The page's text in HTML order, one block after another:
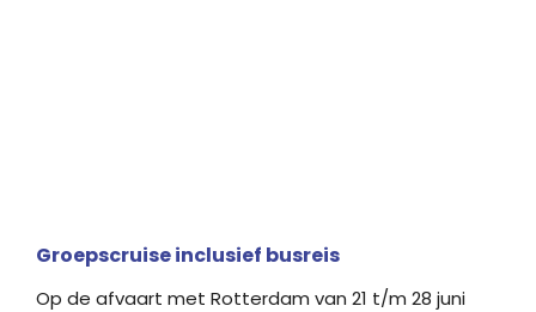
Groepscruise inclusief busreis
Op de afvaart met Rotterdam van 21 t/m 28 juni